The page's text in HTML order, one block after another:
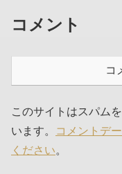
コメント
コ
このサイトはスパム
います。
コメントデ
ください。